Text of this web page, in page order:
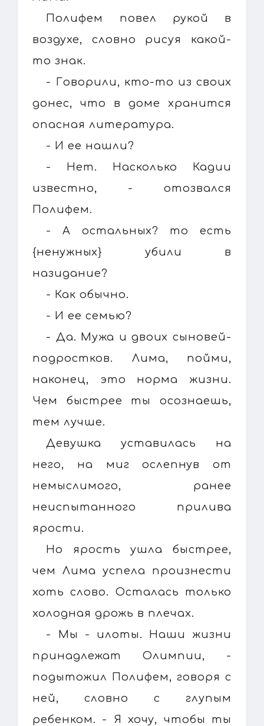
Полифем повел рукой в
воздухе, словно рисуя какой-
то знак.
- Говорили, кто-то из своих
донес, что в доме хранится
опасная литература.
- И ее нашли?
- Нет. Насколько Кадии
известно, - отозвался
Полифем.
- А остальных? то есть
{ненужных} убили в
назидание?
- Как обычно.
- И ее семью?
- Да. Мужа и двоих сыновей-
подростков. Лима, пойми,
наконец, это норма жизни.
Чем быстрее ты осознаешь,
тем лучше.
Девушка уставилась на
него, на миг ослепнув от
немыслимого, ранее
неиспытанного прилива
ярости.
Но ярость ушла быстрее,
чем Лима успела произнести
хоть слово. Осталась только
холодная дрожь в плечах.
- Мы - илоты. Наши жизни
принадлежат Олимпии, -
подытожил Полифем, говоря с
ней, словно с глупым
ребенком. - Я хочу, чтобы ты